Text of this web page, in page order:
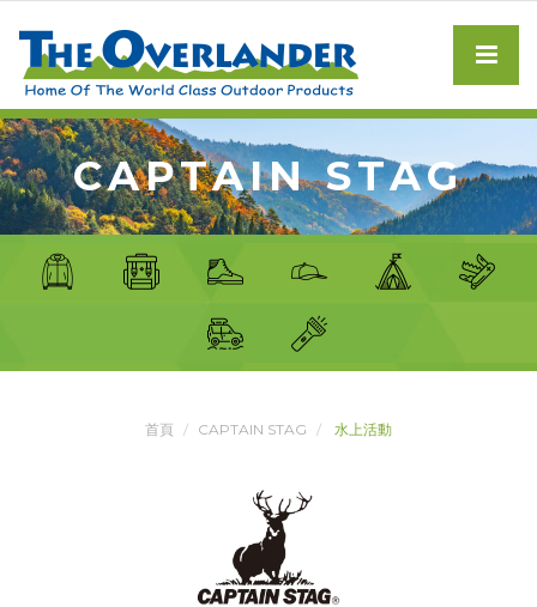
CAPTAIN STAG
首頁 CAPTAIN STAG 水上活動